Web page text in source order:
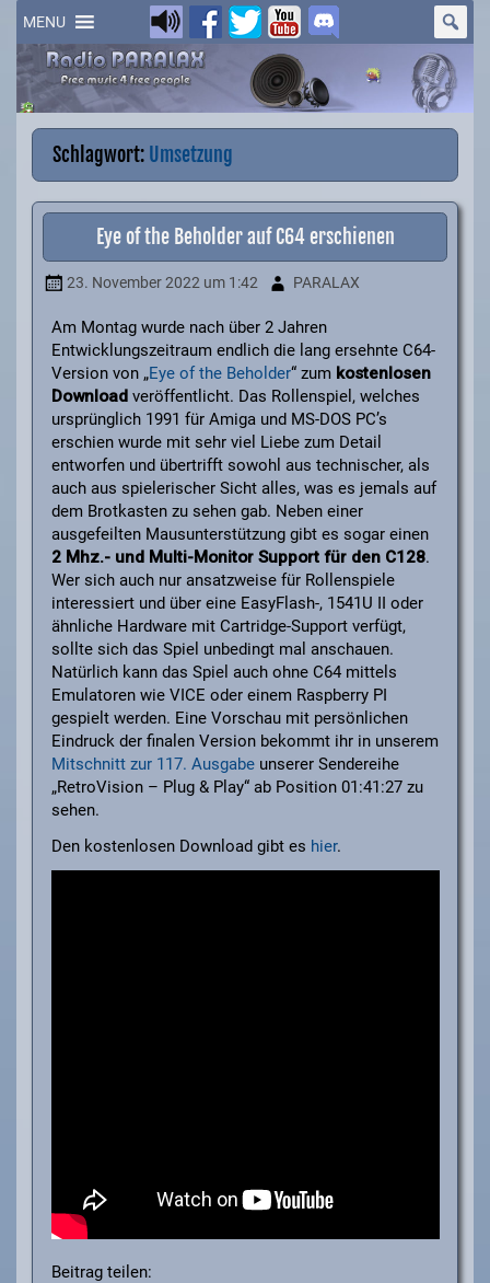
Skip
content
MENU
Schlagwort: Umsetzung
Eye of the Beholder auf C64 erschienen
23. November 2022um 1:42 PARALAX
Am Montag wurde nach über 2 Jahren
Entwicklungszeitraum endlich die lang ersehnte C64-
Version von „Eye of the Beholder“ zum kostenlosen
Download veröffentlicht. Das Rollenspiel, welches
ursprünglich 1991 für Amiga und MS-DOS PC’s
erschien wurde mit sehr viel Liebe zum Detail
entworfen und übertrifft sowohl aus technischer, als
auch aus spielerischer Sicht alles, was es jemals auf
dem Brotkasten zu sehen gab. Neben einer
ausgefeilten Mausunterstützung gibt es sogar einen
2 Mhz.- und Multi-Monitor Support für den C128.
Wer sich auch nur ansatzweise für Rollenspiele
interessiert und über eine EasyFlash-, 1541U II oder
ähnliche Hardware mit Cartridge-Support verfügt,
sollte sich das Spiel unbedingt mal anschauen.
Natürlich kann das Spiel auch ohne C64 mittels
Emulatoren wie VICE oder einem Raspberry PI
gespielt werden. Eine Vorschau mit persönlichen
Eindruck der finalen Version bekommt ihr in unserem
Mitschnitt zur 117. Ausgabeunserer Sendereihe
„RetroVision – Plug & Play“ ab Position 01:41:27 zu
sehen.
Den kostenlosen Download gibt es hier.
Beitrag teilen: